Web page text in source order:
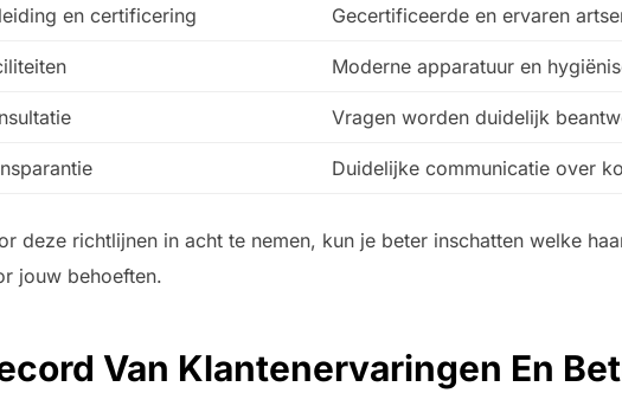
en certificering Gecertificeerde en ervaren
Moderne apparatuur en
Vragen worden duidelijk
Duidelijke communicatie over
deze richtlijnen in acht te nemen, kun je beter inschatten welke
jouw behoeften.
Van Klantenervaringen En